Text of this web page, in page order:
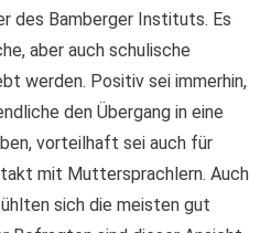
des Bamberger Instituts. Es
aber auch schulische
werden. Positiv sei immerhin,
den Übergang in eine
vorteilhaft sei auch für
mit Muttersprachlern. Auch
sich die meisten gut